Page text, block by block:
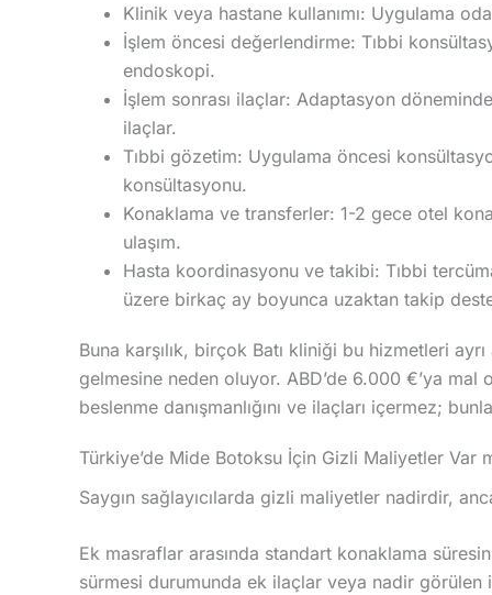
Klinik veya hastane kullanımı: Uygulama
İşlem öncesi değerlendirme: Tıbbi
endoskopi.
İşlem sonrası ilaçlar: Adaptasyon
ilaçlar.
Tıbbi gözetim: Uygulama öncesi
konsültasyonu.
Konaklama ve transferler: 1-2 gece otel
ulaşım.
Hasta koordinasyonu ve takibi: Tıbbi
üzere birkaç ay boyunca uzaktan takip
Buna karşılık, birçok Batı kliniği bu hizmetleri
gelmesine neden oluyor. ABD’de 6.000 €’ya
beslenme danışmanlığını ve ilaçları içermez;
Türkiye’de Mide Botoksu İçin Gizli Maliyetler Var
Saygın sağlayıcılarda gizli maliyetler nadirdir,
Ek masraflar arasında standart konaklama
sürmesi durumunda ek ilaçlar veya nadir görülen